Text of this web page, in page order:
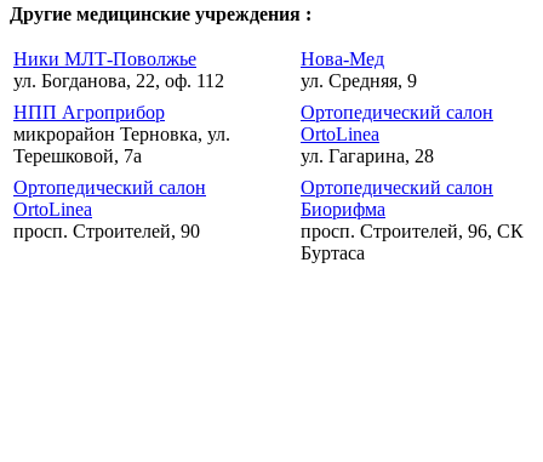
Другие медицинские учреждения :
Ники МЛТ-Поволжье
ул. Богданова, 22, оф. 112
Нова-Мед
ул. Средняя, 9
НПП Агроприбор
микрорайон Терновка, ул.
Терешковой, 7а
Ортопедический салон
OrtoLinea
ул. Гагарина, 28
Ортопедический салон
OrtoLinea
просп. Строителей, 90
Ортопедический салон
Биорифма
просп. Строителей, 96, СК
Буртаса